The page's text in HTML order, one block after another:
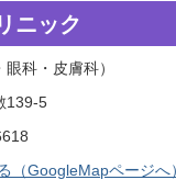
ニック
眼科・皮膚科）
139-5
（GoogleMapページへ